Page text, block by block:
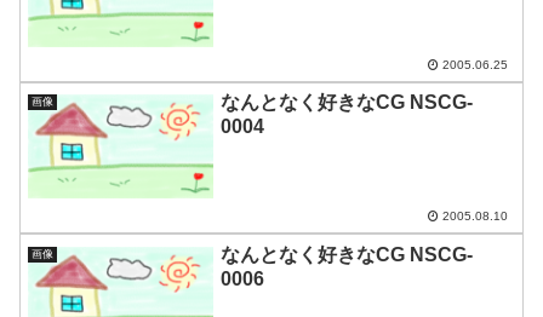
2005.06.25
画像
なんとなく好きなCG NSCG-
0004
2005.08.10
画像
なんとなく好きなCG NSCG-
0006